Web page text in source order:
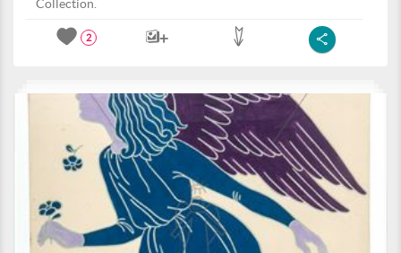
Collection.
2